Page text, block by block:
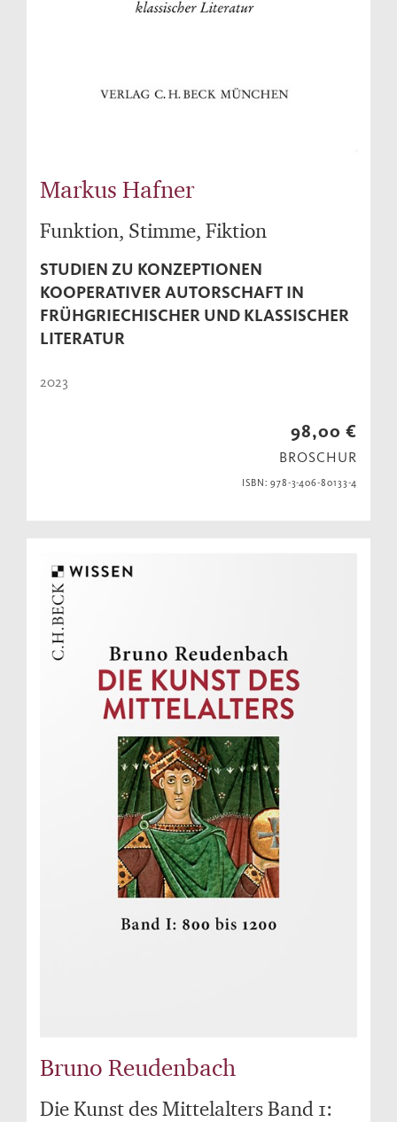
Markus Hafner
Funktion, Stimme, Fiktion
STUDIEN ZU KONZEPTIONEN
KOOPERATIVER AUTORSCHAFT IN
FRÜHGRIECHISCHER UND KLASSISCHER
LITERATUR
2023
98,00 €
BROSCHUR
ISBN: 978-3-406-80133-4
Bruno Reudenbach
Die Kunst des Mittelalters Band 1: